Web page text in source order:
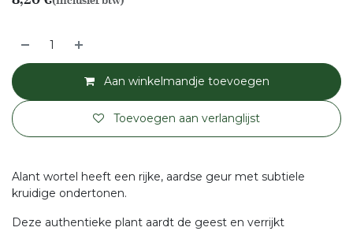
Aan winkelmandje toevoegen
Toevoegen aan verlanglijst
Alant wortel heeft een rijke, aardse geur met subtiele
kruidige ondertonen.
Deze authentieke plant aardt de geest en verrijkt